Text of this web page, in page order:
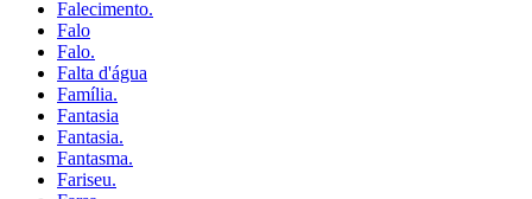
Falecimento.
Falo
Falo.
Falta d'água
Família.
Fantasia
Fantasia.
Fantasma.
Fariseu.